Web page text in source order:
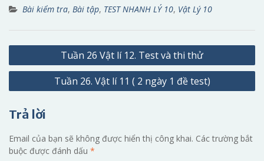
Bài kiểm tra, Bài tập, TEST NHANH LÝ 10, Vật Lý 10
Điều
hướng
Tuần 26 Vật lí 12. Test và thi thử
Tuần 26. Vật lí 11 ( 2 ngày 1 đề test)
Trả lời
Email của bạn sẽ không được hiển thị công khai. Các trường bắt
buộc được đánh dấu *